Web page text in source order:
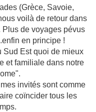
(Grèce, Savoie,
voilà de retour dans
de voyages pévus
en principe !
Sud Est quoi de mieux
et familiale dans notre
invités sont comme
coïncider tous les